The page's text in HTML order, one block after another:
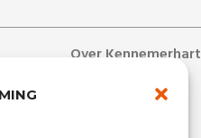
Over Kennemerhart